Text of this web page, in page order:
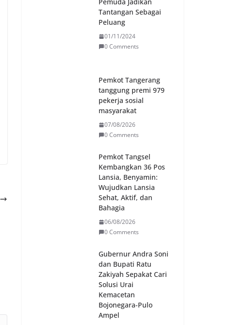
Tantangan Sebagai
Peluang
01/11/2024
0 Comments
Pemkot Tangerang
tanggung premi 979
pekerja sosial
masyarakat
07/08/2026
0 Comments
Pemkot Tangsel
Kembangkan 36 Pos
Lansia, Benyamin:
Wujudkan Lansia
Sehat, Aktif, dan
Bahagia
06/08/2026
0 Comments
Gubernur Andra Soni
dan Bupati Ratu
Zakiyah Sepakat Cari
Solusi Urai
Kemacetan
Bojonegara-Pulo
Ampel